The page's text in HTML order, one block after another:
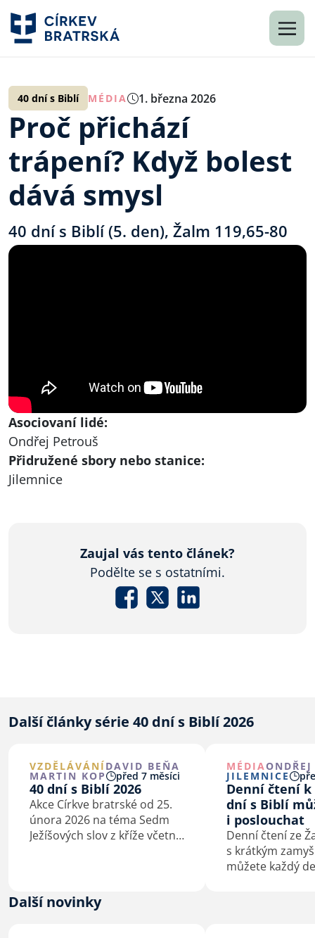
40 dní s Biblí MÉDIA 1. března 2026
Proč přichází
trápení? Když bolest
dává smysl
40 dní s Biblí (5. den), Žalm 119,65-80
Asociovaní lidé:
Ondřej Petrouš
Přidružené sbory nebo stanice:
Jilemnice
Zaujal vás tento článek?
Podělte se s ostatními.
Další články série 40 dní s Biblí 2026
VZDĚLÁVÁNÍDAVID BEŇA
MARTIN KOP před 7 měsíci
40 dní s Biblí 2026
Akce Církve bratrské od 25.
února 2026 na téma Sedm
Ježíšových slov z kříže včetně
MÉDIA
JILEMNICE
Denní čtení k
dní s Biblí
i poslouchat
Denní čtení ze
s krátkým
můžete každý
Další novinky